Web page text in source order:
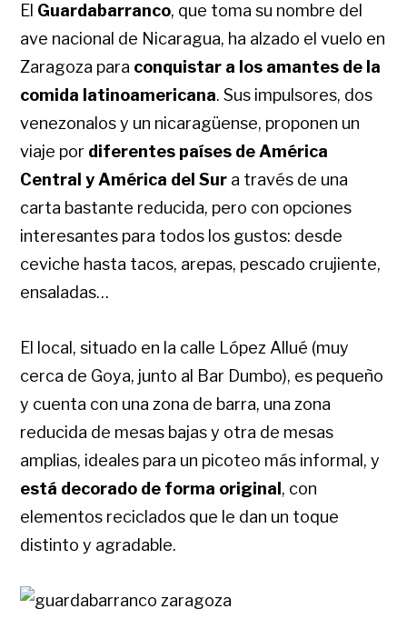
El Guardabarranco, que toma su nombre del
ave nacional de Nicaragua, ha alzado el vuelo en
Zaragoza para conquistar a los amantes de la
comida latinoamericana. Sus impulsores, dos
venezonalos y un nicaragüense, proponen un
viaje por diferentes países de América
Central y América del Sur a través de una
carta bastante reducida, pero con opciones
interesantes para todos los gustos: desde
ceviche hasta tacos, arepas, pescado crujiente,
ensaladas…
El local, situado en la calle López Allué (muy
cerca de Goya, junto al Bar Dumbo), es pequeño
y cuenta con una zona de barra, una zona
reducida de mesas bajas y otra de mesas
amplias, ideales para un picoteo más informal, y
está decorado de forma original , con
elementos reciclados que le dan un toque
distinto y agradable.